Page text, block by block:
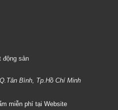
động sản
Bình, Tp.Hồ Chí Minh
miễn phí tại Website